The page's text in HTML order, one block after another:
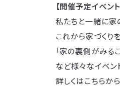
【開催予定イベント
私たちと一緒に家
これから家づくり
「家の裏側がみる
など様々なイベン
詳しくはこちらか